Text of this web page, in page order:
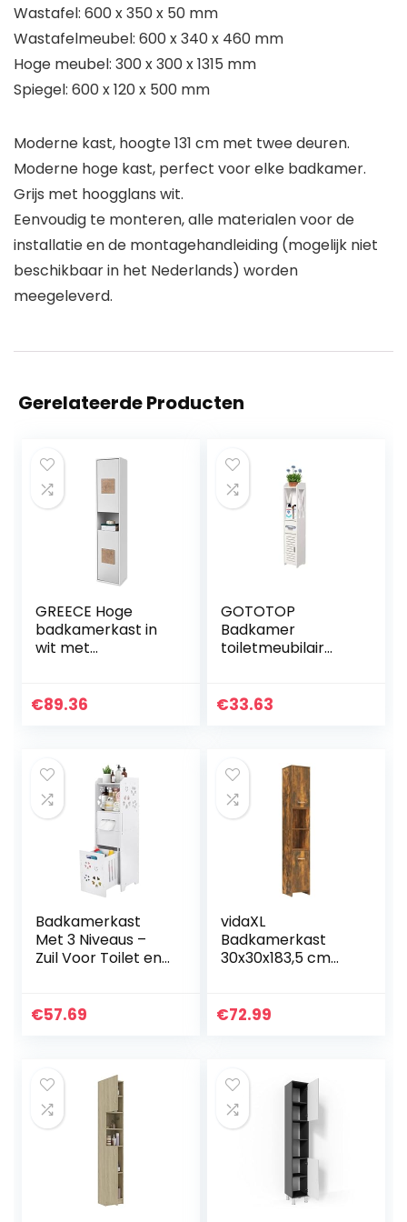
Wastafel: 600 x 350 x 50 mm
Wastafelmeubel: 600 x 340 x 460 mm
Hoge meubel: 300 x 300 x 1315 mm
Spiegel: 600 x 120 x 500 mm
Moderne kast, hoogte 131 cm met twee deuren.
Moderne hoge kast, perfect voor elke badkamer.
Grijs met hoogglans wit.
Eenvoudig te monteren, alle materialen voor de
installatie en de montagehandleiding (mogelijk niet
beschikbaar in het Nederlands) worden
meegeleverd.
Gerelateerde Producten
GREECE Hoge
badkamerkast in
wit met
badkamerkast
x d)
€89.36
GOTOTOP
Badkamer
toiletmeubilair
plank weefsel
€33.63
Badkamerkast
Met 3 Niveaus –
Zuil Voor Toilet en
€57.69
vidaXL
Badkamerkast
30x30x183,5 cm
eikenkleurig,
badkamerkastje,
kast, hoge kast
€72.99